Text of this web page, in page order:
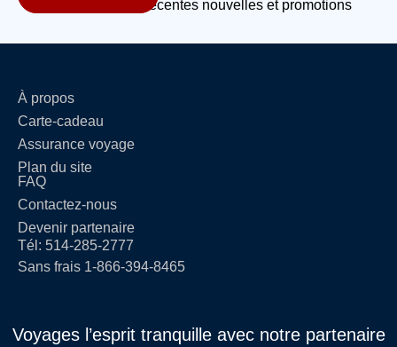
les plus récentes nouvelles et promotions
À propos
Carte-cadeau
Assurance voyage
Plan du site
FAQ
Contactez-nous
Devenir partenaire
Tél: 514-285-2777
Sans frais 1-866-394-8465
Voyages l’esprit tranquille avec notre partenaire